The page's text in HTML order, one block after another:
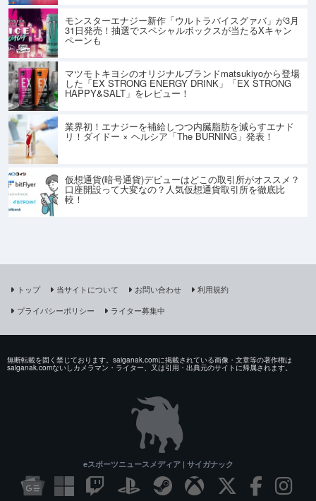
モンスターエナジー新作「ウルトラバイスグァバ」が3月
31日発売！抽選でスペシャルボックスが当たるXキャン
ペーンも
マツモトキヨシのオリジナルブランドmatsukiyoから登場
した「EX STRONG ENERGY DRINK」「EX STRONG
HAPPY&SALT」をレビュー！
業界初！エナジーを補給しつつ内臓脂肪を減らすエナド
リ！ダイドー × ヘルシア「The BURNING」発表！
仮想通貨(暗号通貨)デビューはどこの取引所がオススメ？
口座開設って大変なの？人気仮想通貨取引所を徹底比
較！
トップ 当サイトについて お問い合わせ
利用規約
プライバシーポリシー
ライター募集中
無断転載を固く禁じております。saiganak.comに掲載されている画像・文章等の著作権は
saiganak.comないしカメラマン・ライター、又は引用・出典元のサイトに帰属されます。
eスポーツニュースメディア | サイガナック